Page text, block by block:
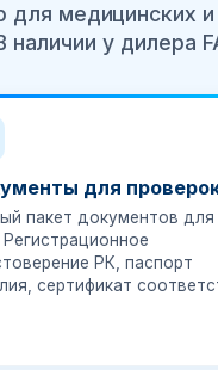
медицинских
у дилера
для
пакет документов для
РК, паспорт
сертификат